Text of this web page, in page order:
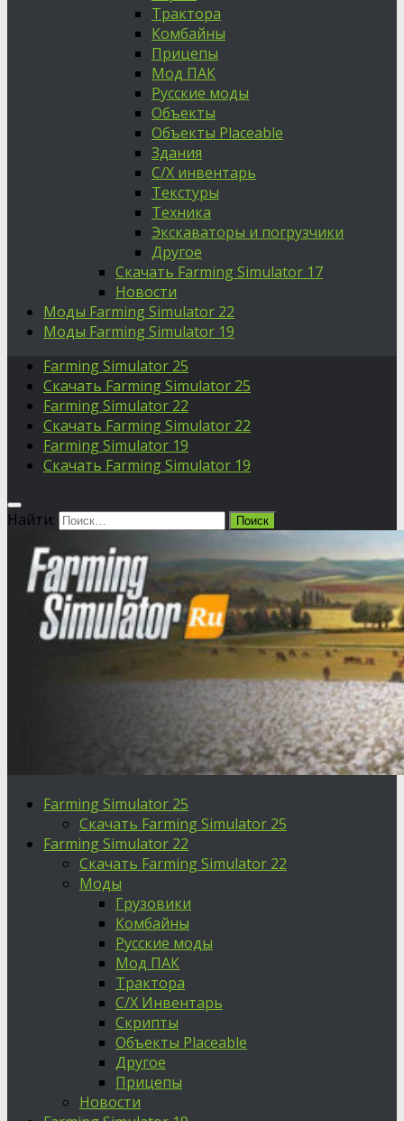
Трактора
Комбайны
Прицепы
Мод ПАК
Русские моды
Объекты
Объекты Placeable
Здания
С/Х инвентарь
Текстуры
Техника
Экскаваторы и погрузчики
Другое
Скачать Farming Simulator 17
Новости
Моды Farming Simulator 22
Моды Farming Simulator 19
Farming Simulator 25
Скачать Farming Simulator 25
Farming Simulator 22
Скачать Farming Simulator 22
Farming Simulator 19
Скачать Farming Simulator 19
Найти:
Farming Simulator 25
Скачать Farming Simulator 25
Farming Simulator 22
Скачать Farming Simulator 22
Моды
Грузовики
Комбайны
Русские моды
Мод ПАК
Трактора
С/Х Инвентарь
Скрипты
Объекты Placeable
Другое
Прицепы
Новости